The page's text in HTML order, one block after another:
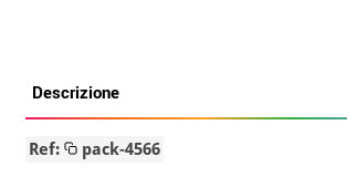
Descrizione
Ref: pack-4566